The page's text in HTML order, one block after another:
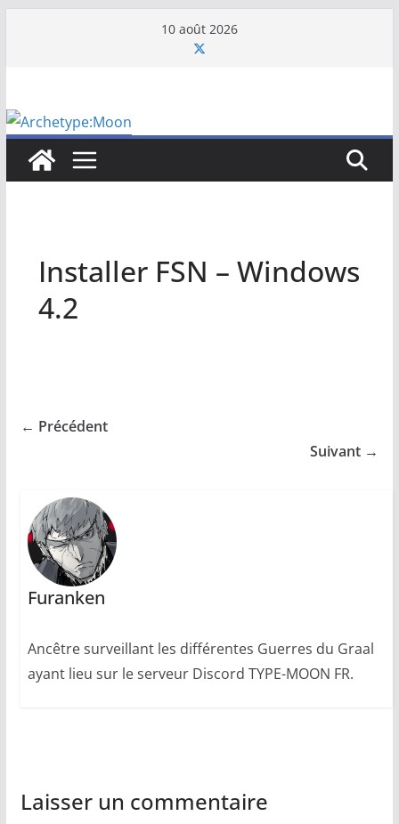
10 août 2026
Installer FSN – Windows
4.2
← Précédent
Suivant →
Furanken
Ancêtre surveillant les différentes Guerres du Graal
ayant lieu sur le serveur Discord TYPE-MOON FR.
Laisser un commentaire